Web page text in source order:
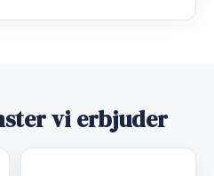
vi erbjuder